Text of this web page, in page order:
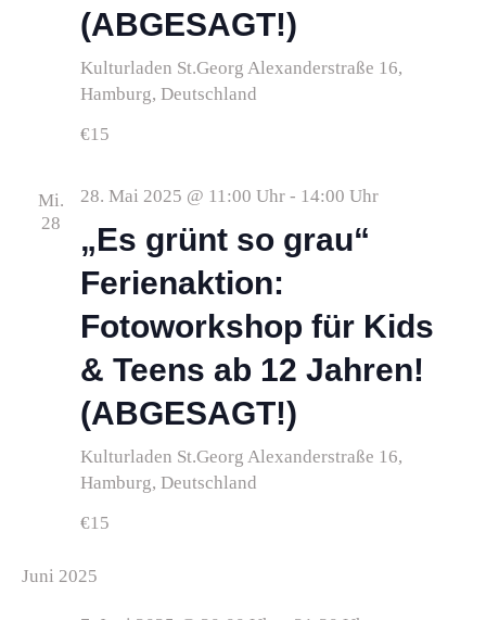
(ABGESAGT!)
Kulturladen St.Georg Alexanderstraße 16,
Hamburg, Deutschland
€15
Mi.
28
28. Mai 2025 @ 11:00 Uhr- 14:00 Uhr
„Es grünt so grau“
Ferienaktion:
Fotoworkshop für Kids
& Teens ab 12 Jahren!
(ABGESAGT!)
Kulturladen St.Georg Alexanderstraße 16,
Hamburg, Deutschland
€15
Juni 2025